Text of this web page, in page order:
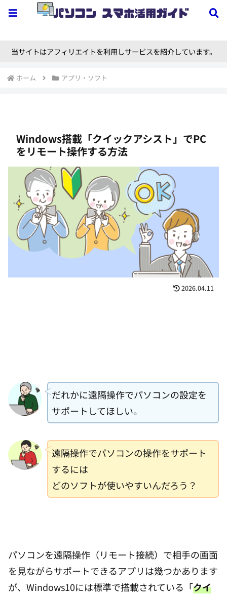
当サイトはアフィリエイトを利用しサービスを紹介しています。
ホーム アプリ・ソフト
Windows搭載「クイックアシスト」でPC
をリモート操作する方法
2026.04.11
だれかに遠隔操作でパソコンの設定を
サポートしてほしい。
遠隔操作でパソコンの操作をサポート
するには
どのソフトが使いやすいんだろう？
パソコンを遠隔操作（リモート接続）で相手の画面
を見ながらサポートできるアプリは幾つかあります
が、Windows10には標準で搭載されている「クイ